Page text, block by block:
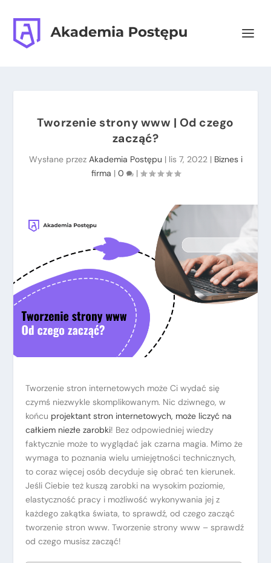
Tworzenie strony www | Od czego
zacząć?
Wysłane przez Akademia Postępu | lis 7, 2022| Biznes i
firma | 0 |
Tworzenie stron internetowych może Ci wydać się
czymś niezwykle skomplikowanym. Nic dziwnego, w
końcu projektant stron internetowych, może liczyć na
całkiem niezłe zarobki! Bez odpowiedniej wiedzy
faktycznie może to wyglądać jak czarna magia. Mimo że
wymaga to poznania wielu umiejętności technicznych,
to coraz więcej osób decyduje się obrać ten kierunek.
Jeśli Ciebie też kuszą zarobki na wysokim poziomie,
elastyczność pracy i możliwość wykonywania jej z
każdego zakątka świata, to sprawdź, od czego zacząć
tworzenie stron www. Tworzenie strony www – sprawdź
od czego musisz zacząć!